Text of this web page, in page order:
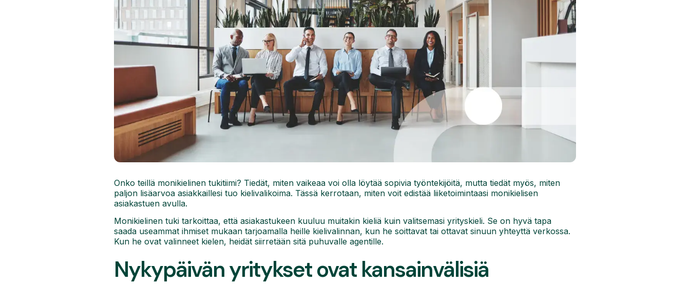
Onko teillä monikielinen tukitiimi? Tiedät, miten vaikeaa voi olla löytää sopivia työntekijöitä, mutta tiedät myös, miten
paljon lisäarvoa asiakkaillesi tuo kielivalikoima. Tässä kerrotaan, miten voit edistää liiketoimintaasi monikielisen
asiakastuen avulla.
Monikielinen tuki tarkoittaa, että asiakastukeen kuuluu muitakin kieliä kuin valitsemasi yrityskieli. Se on hyvä tapa
saada useammat ihmiset mukaan tarjoamalla heille kielivalinnan, kun he soittavat tai ottavat sinuun yhteyttä verkossa.
Kun he ovat valinneet kielen, heidät siirretään sitä puhuvalle agentille.
Nykypäivän yritykset ovat kansainvälisiä